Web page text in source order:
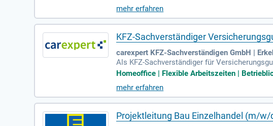
mehr erfahren
KFZ-Sachverständiger
carexpert KFZ-Sachverständigen GmbH |
Als KFZ-Sachverständiger für
e Mitarbeitenden. Unsere Expertise reicht
ung. Das umfasst den Support für Tools wie
matiker für Systemintegration oder
oft 365, Entra ID und Ticketsystemen sind
Homeoffice | Flexible Arbeitszeiten |
mehr erfahren
Projektleitung Bau Einzelhandel (m/w/